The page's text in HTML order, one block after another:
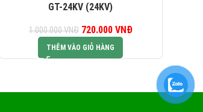
GT-24KV (24KV)
1.000.000VNĐ
Giá gốc là:
1.000.000 VNĐ.
720.000 VNĐ
THÊM VÀO GIỎ HÀNG